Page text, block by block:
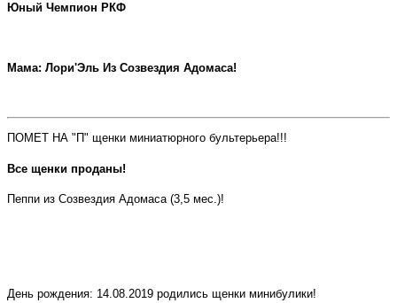
Юный Чемпион РКФ
Мама: Лори'Эль Из Созвездия Адомаса!
ПОМЕТ НА "П" щенки миниатюрного бультерьера!!!
Все щенки проданы!
Пеппи из Созвездия Адомаса (3,5 мес.)!
День рождения: 14.08.2019 родились щенки минибулики!